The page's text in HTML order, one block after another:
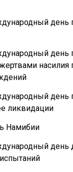
день
день
насилия
день
ликвидации
Намибии
день